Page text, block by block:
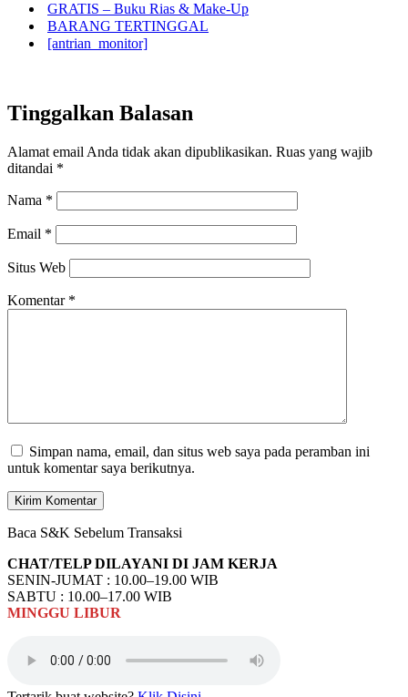
GRATIS – Buku Rias & Make-Up
BARANG TERTINGGAL
[antrian_monitor]
Tinggalkan Balasan
Alamat email Anda tidak akan dipublikasikan. Ruas yang wajib
ditandai *
Nama *
Email *
Situs Web
Komentar *
Simpan nama, email, dan situs web saya pada peramban ini
untuk komentar saya berikutnya.
Baca S&K Sebelum Transaksi
CHAT/TELP DILAYANI DI JAM KERJA
SENIN-JUMAT : 10.00–19.00 WIB
SABTU : 10.00–17.00 WIB
MINGGU LIBUR